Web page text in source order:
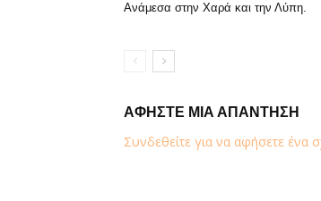
Ανάμεσα στην Χαρά και την Λύπη.
ΑΦΗΣΤΕ ΜΙΑ ΑΠΑΝΤΗΣΗ
Συνδεθείτε για να αφήσετε ένα